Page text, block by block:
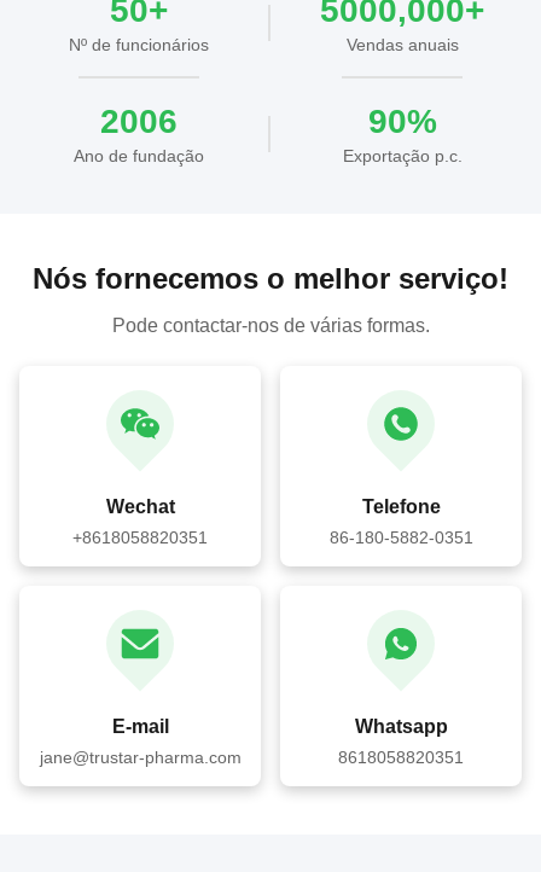
50+
Nº de funcionários
5000,000+
Vendas anuais
2006
Ano de fundação
90%
Exportação p.c.
Nós fornecemos o melhor serviço!
Pode contactar-nos de várias formas.
Wechat
+8618058820351
Telefone
86-180-5882-0351
E-mail
jane@trustar-pharma.com
Whatsapp
8618058820351